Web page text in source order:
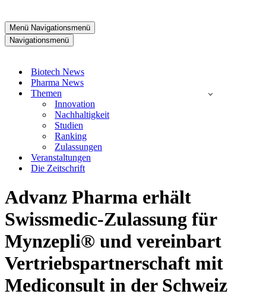
Menü Navigationsmenü
Navigationsmenü
Biotech News
Pharma News
Themen
Innovation
Nachhaltigkeit
Studien
Ranking
Zulassungen
Veranstaltungen
Die Zeitschrift
Advanz Pharma erhält
Swissmedic-Zulassung für
Mynzepli® und vereinbart
Vertriebspartnerschaft mit
Mediconsult in der Schweiz